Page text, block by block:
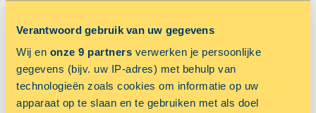
Verantwoord gebruik van uw gegevens
Wij en onze 9 partners verwerken je persoonlijke
gegevens (bijv. uw IP-adres) met behulp van
technologieën zoals cookies om informatie op uw
apparaat op te slaan en te gebruiken met als doel